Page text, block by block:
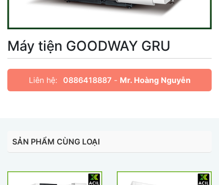
Máy tiện GOODWAY GRU
Liên hệ: 0886418887- Mr. Hoàng Nguyễn
SẢN PHẨM CÙNG LOẠI